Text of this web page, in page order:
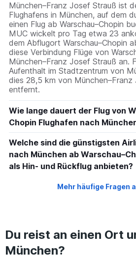
München–Franz Josef Strauß ist
Flughafens in München, auf dem
einen Flug ab Warschau–Chopin
MUC wickelt pro Tag etwa 23
dem Abflugort Warschau–Chopin
diese Verbindung Flüge von
München–Franz Josef Strauß an.
Aufenthalt im Stadtzentrum von
dies 28,5 km von München–Franz
entfernt.
Wie lange dauert der Flug von
Chopin Flughafen nach
Welche sind die günstigsten
nach München ab
als Hin- und Rückflug anbieten?
Mehr häufige Fragen
Du reist an einen Ort
München?